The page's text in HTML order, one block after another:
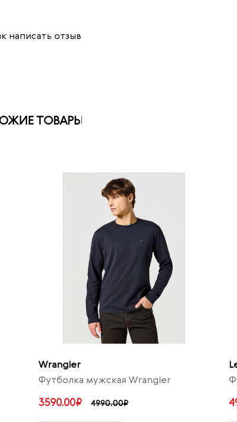
написать отзыв
ТОВАРЫ
Wrangler
Футболка мужская Wrangler
3590.00₽ 4990.00₽